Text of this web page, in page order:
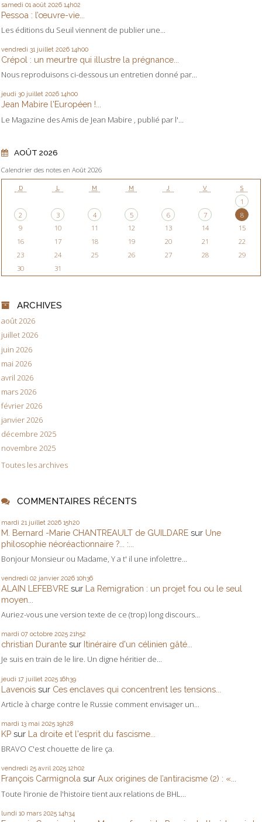
samedi 01 août 2026 14h02
Pessoa : l’œuvre-vie...
Les éditions du Seuil viennent de publier une...
vendredi 31 juillet 2026 14h00
Crépol : un meurtre qui illustre la prégnance...
Nous reproduisons ci-dessous un entretien donné par...
jeudi 30 juillet 2026 14h00
Jean Mabire l'Européen !...
Le Magazine des Amis de Jean Mabire , publié par l'...
AOÛT 2026
Calendrier des notes en Août 2026
D L M M J V S
1
2
3 4 5 6 7
8
9
10 11 12 13 14
15
16
17 18 19 20 21
22
23
24 25 26 27 28
29
30
31
ARCHIVES
août 2026
juillet 2026
juin 2026
mai 2026
avril 2026
mars 2026
février 2026
janvier 2026
décembre 2025
novembre 2025
Toutes les archives
COMMENTAIRES RÉCENTS
mardi 21 juillet 2026 15h20
M. Bernard -Marie CHANTREAULT de GUILDARE sur Une
philosophie néoréactionnaire ?... :...
Bonjour Monsieur ou Madame, Y a t' il une infolettre...
vendredi 02 janvier 2026 10h36
ALAIN LEFEBVRE sur La Remigration : un projet fou ou le seul
moyen...
Auriez-vous une version texte de ce (trop) long discours...
mardi 07 octobre 2025 21h52
christian Durante sur Itinéraire d'un célinien gâté...
Je suis en train de le lire. Un digne héritier de...
jeudi 17 juillet 2025 16h39
Lavenois sur Ces enclaves qui concentrent les tensions...
Article à charge contre le Russie comment envisager un...
mardi 13 mai 2025 19h28
KP sur La droite et l'esprit du fascisme...
BRAVO C'est chouette de lire ça.
vendredi 25 avril 2025 12h02
François Carmignola sur Aux origines de l’antiracisme (2) : «...
Toute l'ironie de l'histoire tient aux relations de BHL...
lundi 10 mars 2025 14h34